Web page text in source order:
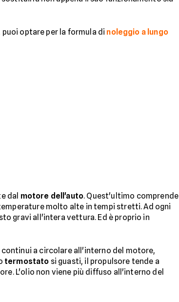
optare per la formula di noleggio a lungo
dal motore dell'auto. Quest'ultimo comprende
molto alte in tempi stretti. Ad ogni
gravi all'intera vettura. Ed è proprio in
continui a circolare all'interno del motore,
termostato si guasti, il propulsore tende a
L'olio non viene più diffuso all'interno del